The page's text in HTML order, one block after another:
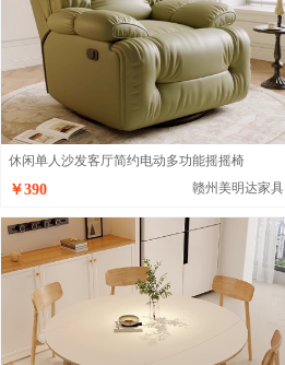
休闲单人沙发客厅简约电动多功能摇摇椅
￥390 赣州美明达家具